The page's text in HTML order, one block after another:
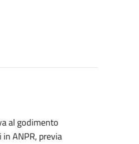
al godimento
ANPR, previa